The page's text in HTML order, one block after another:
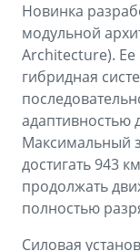
Новинка
модульной
Architecture).
гибридная
адаптивностью
Максимальный
достигать 943
продолжать
полностью
Силовая